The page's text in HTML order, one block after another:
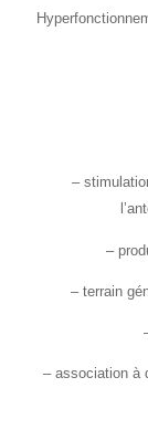
–
–
– terrain
– association à